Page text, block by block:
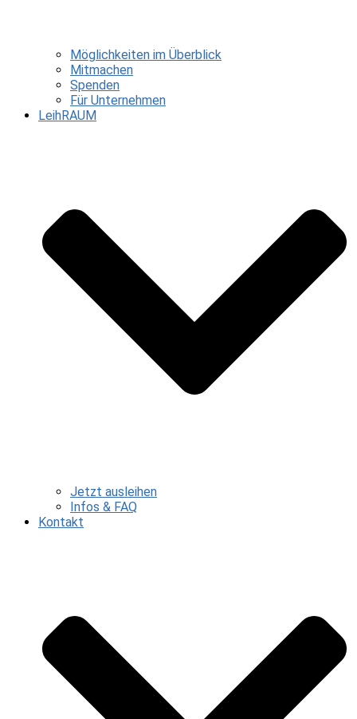
Möglichkeiten im Überblick
Mitmachen
Spenden
Für Unternehmen
LeihRAUM
Jetzt ausleihen
Infos & FAQ
Kontakt